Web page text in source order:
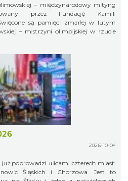
– międzynarodowy mityng
przez Fundację Kamili
są pamięci zmarłej w lutym
– mistrzyni olimpijskiej w rzucie
2026-10-04
już poprowadzi ulicami czterech miast:
Śląskich i Chorzowa. Jest to